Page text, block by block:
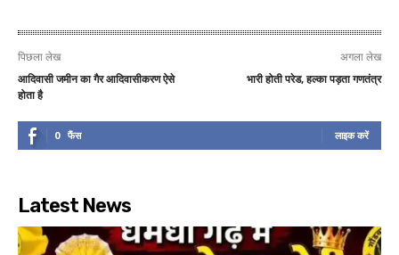
पिछला लेख
आदिवासी जमीन का गैर आदिवासीकरण ऐसे
होता है
अगला लेख
भारी होती परेड, हल्का पड़ता गणतंत्र
0 फैंस लाइक करें
Latest News